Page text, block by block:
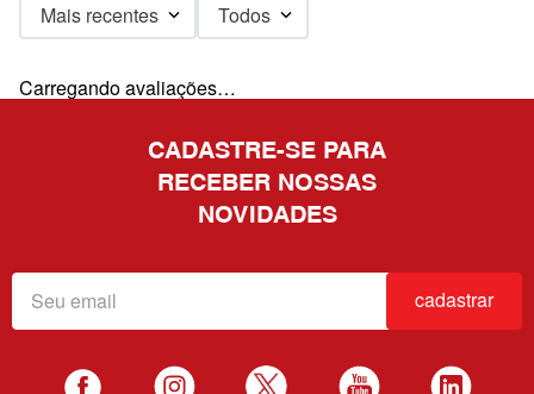
Mais recentes Todos
Carregando avaliações…
CADASTRE-SE PARA
RECEBER NOSSAS
NOVIDADES
cadastrar